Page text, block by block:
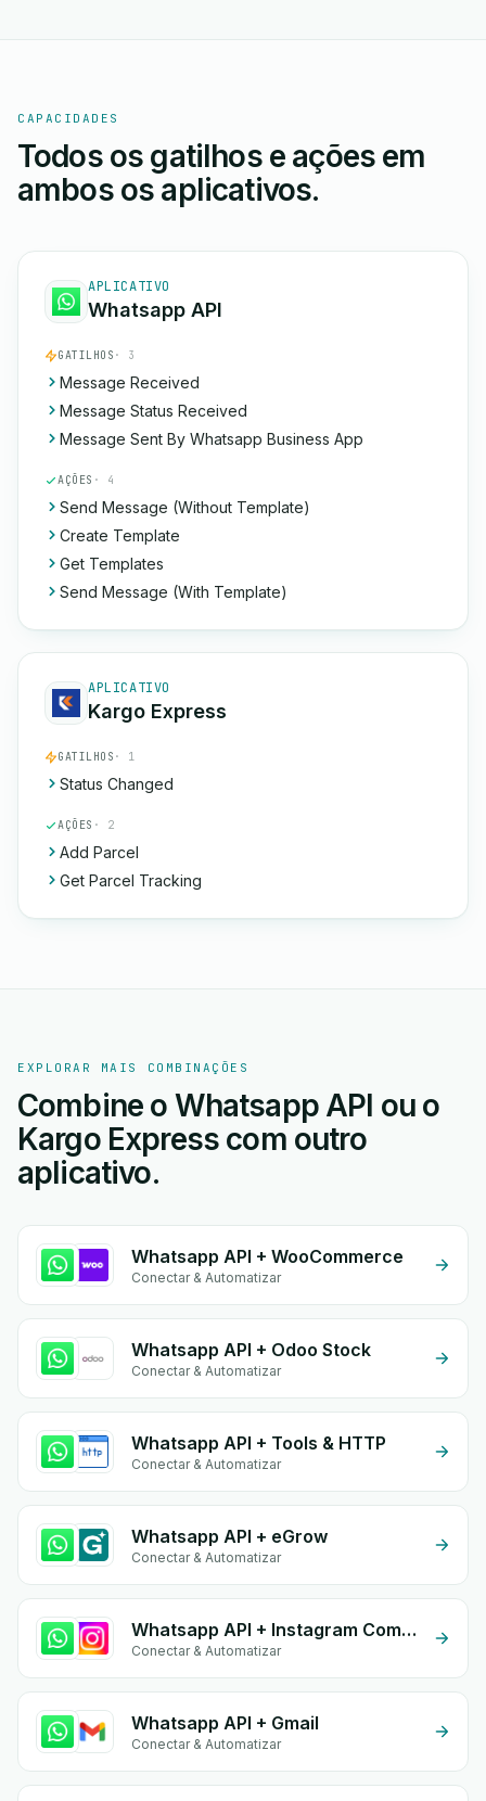
CAPACIDADES
Todos os gatilhos e ações em
ambos os aplicativos.
APLICATIVO
Whatsapp API
GATILHOS · 3
Message Received
Message Status Received
Message Sent By Whatsapp Business App
AÇÕES · 4
Send Message (Without Template)
Create Template
Get Templates
Send Message (With Template)
APLICATIVO
Kargo Express
GATILHOS · 1
Status Changed
AÇÕES · 2
Add Parcel
Get Parcel Tracking
EXPLORAR MAIS COMBINAÇÕES
Combine o Whatsapp API ou o
Kargo Express com outro
aplicativo.
Whatsapp API + WooCommerce
Conectar & Automatizar
Whatsapp API + Odoo Stock
Conectar & Automatizar
Whatsapp API + Tools & HTTP
Conectar & Automatizar
Whatsapp API + eGrow
Conectar & Automatizar
Whatsapp API + Instagram Comment
Conectar & Automatizar
Whatsapp API + Gmail
Conectar & Automatizar